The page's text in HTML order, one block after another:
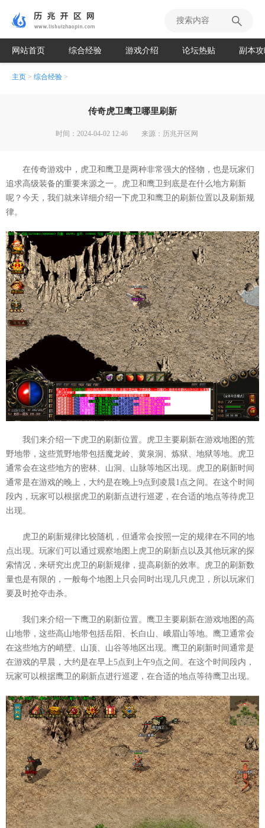
网站首页 综合经验 游戏介绍 论坛热贴 副本
主页 > 综合经验 >
传奇虎卫鹰卫哪里刷新
时间：2024-04-02 12:46 来源：历兆开区网
在传奇游戏中，虎卫和鹰卫是两种非常强大的怪物，也是玩家们
追求高级装备的重要来源之一。虎卫和鹰卫到底是在什么地方刷新
呢？今天，我们就来详细介绍一下虎卫和鹰卫的刷新位置以及刷新规
律。
我们来介绍一下虎卫的刷新位置。虎卫主要刷新在游戏地图的荒
野地带，这些荒野地带包括魔龙岭、黄泉洞、炼狱、地狱等地。虎卫
通常会在这些地方的密林、山洞、山脉等地区出现。虎卫的刷新时间
通常是在游戏的晚上，大约是在晚上9点到凌晨1点之间。在这个时间
段内，玩家可以根据虎卫的刷新点进行巡逻，在合适的地点等待虎卫
出现。
虎卫的刷新规律比较随机，但通常会按照一定的规律在不同的地
点出现。玩家们可以通过观察地图上虎卫的刷新点以及其他玩家的探
索情况，来研究出虎卫的刷新规律，提高刷新的效率。虎卫的刷新数
量也是有限的，一般每个地图上只会同时出现几只虎卫，所以玩家们
要及时抢夺击杀。
我们来介绍一下鹰卫的刷新位置。鹰卫主要刷新在游戏地图的高
山地带，这些高山地带包括岳阳、长白山、峨眉山等地。鹰卫通常会
在这些地方的峭壁、山顶、山谷等地区出现。鹰卫的刷新时间通常是
在游戏的早晨，大约是在早上5点到上午9点之间。在这个时间段内，
玩家可以根据鹰卫的刷新点进行巡逻，在合适的地点等待鹰卫出现。